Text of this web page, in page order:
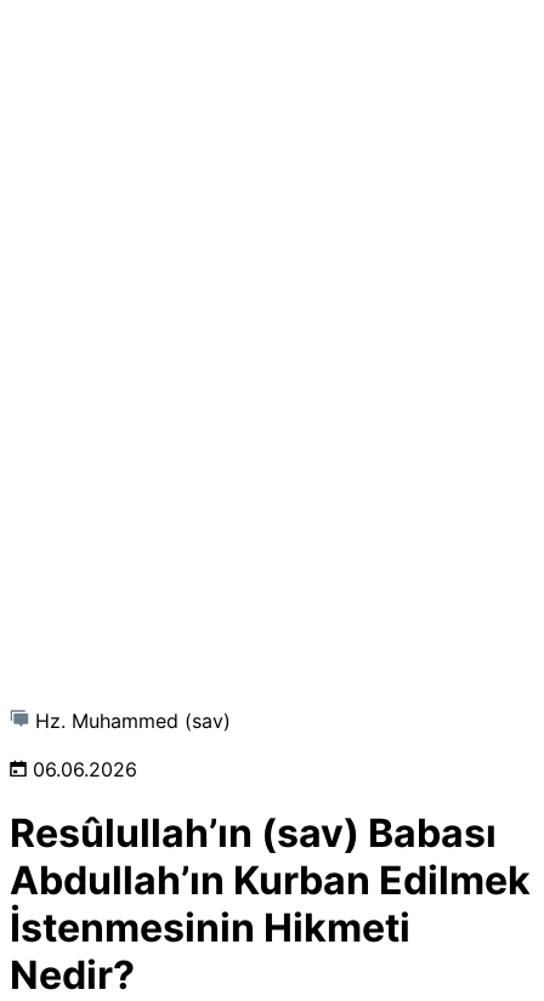
Hz. Muhammed (sav)
06.06.2026
Resûlullah’ın (sav) Babası
Abdullah’ın Kurban Edilmek
İstenmesinin Hikmeti
Nedir?